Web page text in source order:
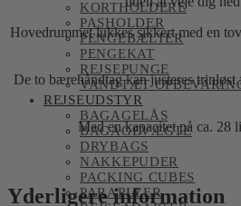
KORTHOLDERE
PASHOLDER
PENGEBÆLTER
PENGEKAT
REJSEPUNGE
VANDTÆT
REJSEUDSTYR
BAGAGELÅS
BAGAGEVÆGTE
DRYBAGS
NAKKEPUDER
PACKING CUBES
PARAPLYER
Hovedrummet lukkes sikkert med en
De to bærehåndtag kan justeres
Med en kapacitet på ca. 28
Yderligere information